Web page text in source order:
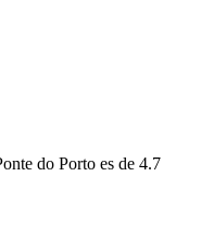
do Porto es de 4.7